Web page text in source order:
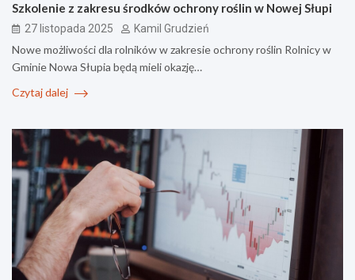
Szkolenie z zakresu środków ochrony roślin w Nowej Słupi
27 listopada 2025 Kamil Grudzień
Nowe możliwości dla rolników w zakresie ochrony roślin Rolnicy w
Gminie Nowa Słupia będą mieli okazję…
Czytaj dalej